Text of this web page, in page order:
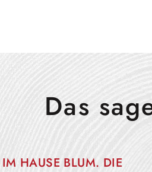
Das
HAUSE BLUM. DIE